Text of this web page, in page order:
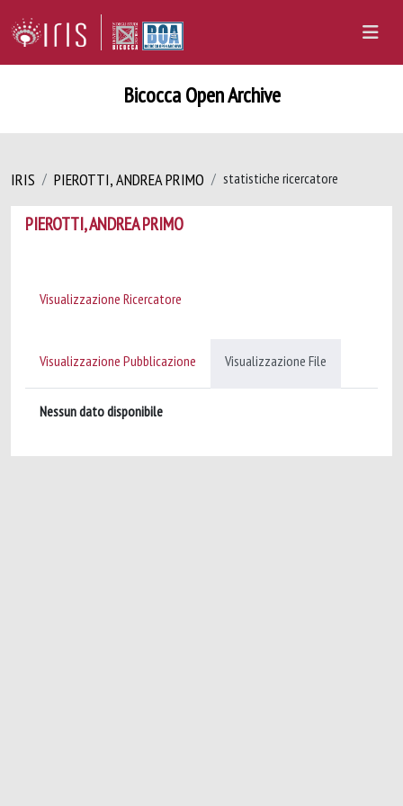
Bicocca Open Archive
IRIS PIEROTTI, ANDREA PRIMO statistiche ricercatore
PIEROTTI, ANDREA PRIMO
Visualizzazione Ricercatore
Visualizzazione Pubblicazione Visualizzazione File
Nessun dato disponibile